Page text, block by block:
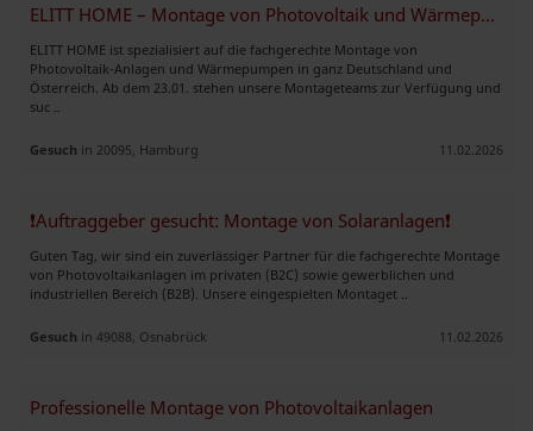
ELITT HOME – Montage von Photovoltaik und Wärmepumpen
ELITT HOME ist spezialisiert auf die fachgerechte Montage von
Photovoltaik-Anlagen und Wärmepumpen in ganz Deutschland und
Österreich. Ab dem 23.01. stehen unsere Montageteams zur Verfügung und
suc ..
Gesuch in 20095, Hamburg 11.02.2026
❗Auftraggeber gesucht: Montage von Solaranlagen❗
Guten Tag, wir sind ein zuverlässiger Partner für die fachgerechte Montage
von Photovoltaikanlagen im privaten (B2C) sowie gewerblichen und
industriellen Bereich (B2B). Unsere eingespielten Montaget ..
Gesuch in 49088, Osnabrück 11.02.2026
Professionelle Montage von Photovoltaikanlagen